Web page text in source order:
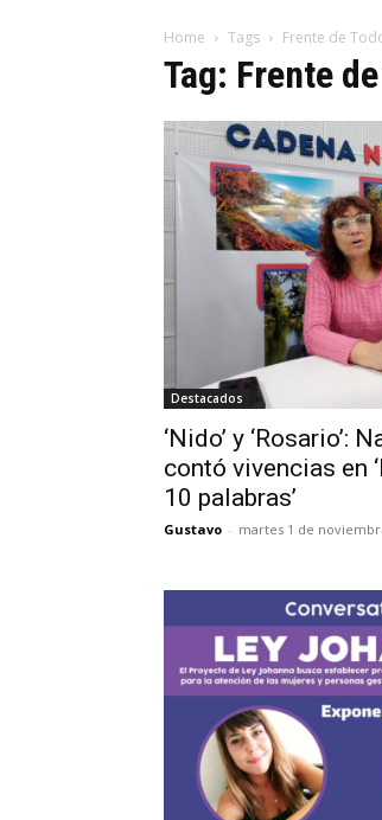
Home Tags Frente de
Tag: Frente
Destacados
‘Nido’ y ‘Rosario’:
contó vivencias en
10 palabras’
Gustavo - martes 1 de